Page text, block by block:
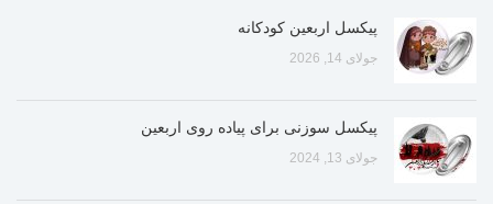
پیکسل اربعین کودکانه
جولای 14, 2026
پیکسل سوزنی برای پیاده روی اربعین
جولای 13, 2024